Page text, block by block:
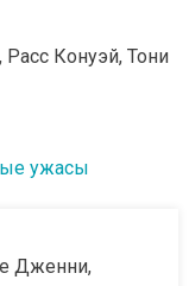
Конуэй, Тони
ужасы
Дженни,